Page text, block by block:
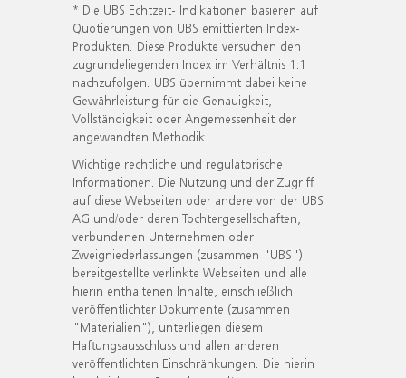
* Die UBS Echtzeit- Indikationen basieren auf
Quotierungen von UBS emittierten Index-
Produkten. Diese Produkte versuchen den
zugrundeliegenden Index im Verhältnis 1:1
nachzufolgen. UBS übernimmt dabei keine
Gewährleistung für die Genauigkeit,
Vollständigkeit oder Angemessenheit der
angewandten Methodik.
Wichtige rechtliche und regulatorische
Informationen. Die Nutzung und der Zugriff
auf diese Webseiten oder andere von der UBS
AG und/oder deren Tochtergesellschaften,
verbundenen Unternehmen oder
Zweigniederlassungen (zusammen "UBS")
bereitgestellte verlinkte Webseiten und alle
hierin enthaltenen Inhalte, einschließlich
veröffentlichter Dokumente (zusammen
"Materialien"), unterliegen diesem
Haftungsausschluss und allen anderen
veröffentlichten Einschränkungen. Die hierin